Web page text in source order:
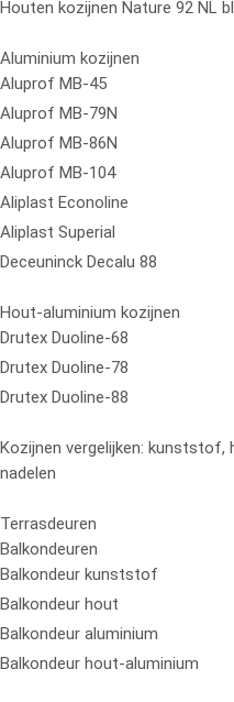
Houten kozijnen Nature 92 NL
Aluminium kozijnen
Aluprof MB-45
Aluprof MB-79N
Aluprof MB-86N
Aluprof MB-104
Aliplast Econoline
Aliplast Superial
Deceuninck Decalu 88
Hout-aluminium kozijnen
Drutex Duoline-68
Drutex Duoline-78
Drutex Duoline-88
Kozijnen vergelijken:
nadelen
Terrasdeuren
Balkondeuren
Balkondeur kunststof
Balkondeur hout
Balkondeur aluminium
Balkondeur hout-aluminium